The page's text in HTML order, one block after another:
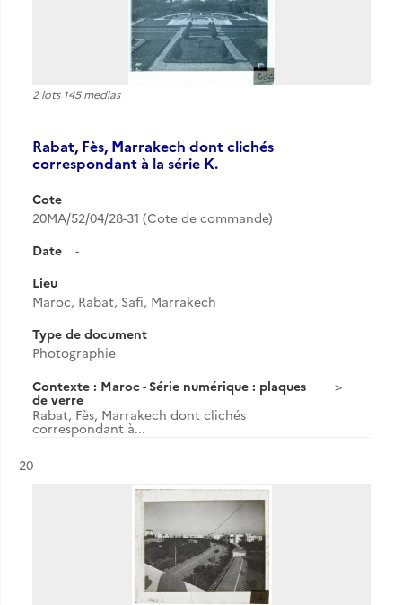
2 lots 145 medias
Rabat, Fès, Marrakech dont clichés
correspondant à la série K.
Cote
20MA/52/04/28-31 (Cote de commande)
Date
-
Lieu
Maroc, Rabat, Safi, Marrakech
Type de document
Photographie
Contexte : Maroc - Série numérique : plaques
de verre
Rabat, Fès, Marrakech dont clichés
correspondant à...
Résultat n°
20